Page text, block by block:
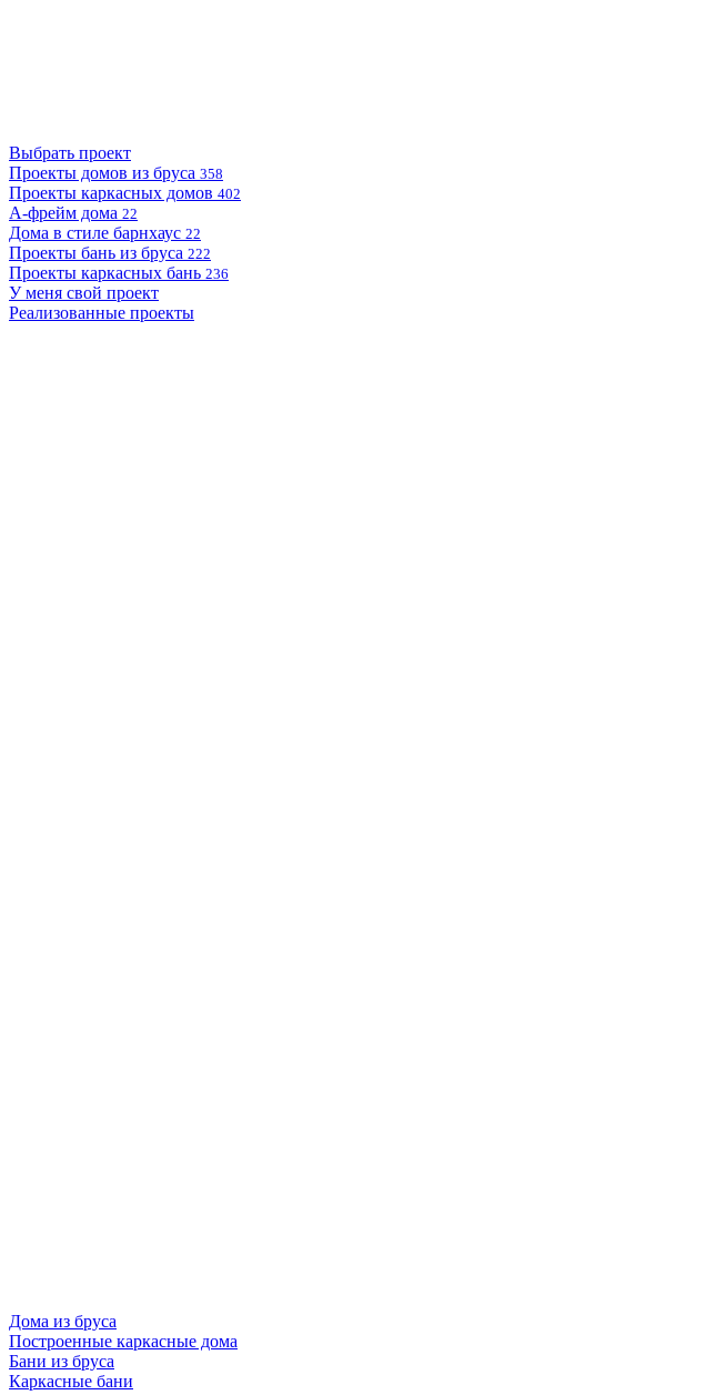
Выбрать проект
Проекты домов из бруса 358
Проекты каркасных домов 402
А-фрейм дома 22
Дома в стиле барнхаус 22
Проекты бань из бруса 222
Проекты каркасных бань 236
У меня свой проект
Реализованные проекты
Дома из бруса
Построенные каркасные дома
Бани из бруса
Каркасные бани